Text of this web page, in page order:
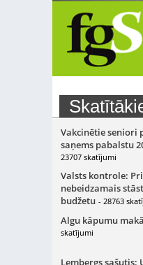
Vakcinētie seniori
saņems pabalstu
23707 skatījumi
Valsts kontrole:
nebeidzamais
budžetu - 28763
Algu kāpumu
skatījumi
Lembergs sašutis: